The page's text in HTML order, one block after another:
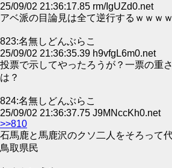
25/09/02 21:36:17.85 rm/IgUZd0.net
アベ派の目論見は全て逆行するｗｗｗｗ
823:名無しどんぶらこ
25/09/02 21:36:35.39 h9vfgL6m0.net
投票で示してやったろうが？一票の重
は？
824:名無しどんぶらこ
25/09/02 21:36:37.75 J9MNccKh0.net
>>810
石馬鹿と馬鹿沢のクソ二人をそろって
鳥取県民